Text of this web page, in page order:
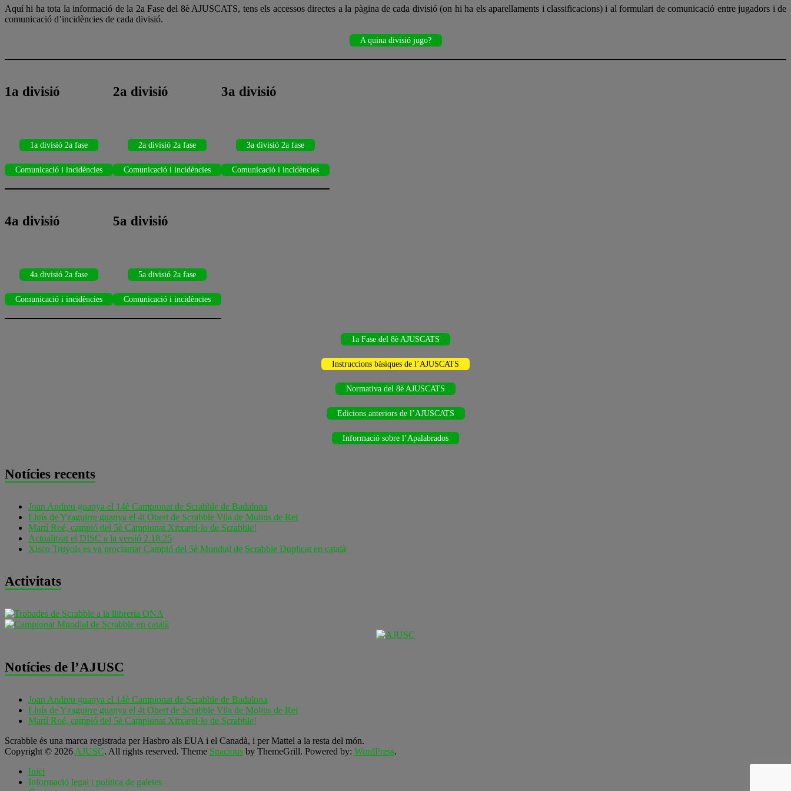
Aquí hi ha tota la informació de la 2a Fase del 8è AJUSCATS, tens els accessos directes a la pàgina de cada divisió (on hi ha els aparellaments i classificacions) i al formulari de comunicació entre jugadors i de
comunicació d’incidències de cada divisió.
A quina divisió jugo?
1a divisió
1a divisió 2a fase
Comunicació i incidències
2a divisió
2a divisió 2a fase
Comunicació i incidències
3a divisió
3a divisió 2a fase
Comunicació i incidències
4a divisió
4a divisió 2a fase
Comunicació i incidències
5a divisió
5a divisió 2a fase
Comunicació i incidències
1a Fase del 8è AJUSCATS
Instruccions bàsiques de l’AJUSCATS
Normativa del 8è AJUSCATS
Edicions anteriors de l’AJUSCATS
Informació sobre l’Apalabrados
Notícies recents
Joan Andreu guanya el 14è Campionat de Scrabble de Badalona
Lluís de Yzaguirre guanya el 4t Obert de Scrabble Vila de Molins de Rei
Martí Roé, campió del 5è Campionat Xitxarel·lo de Scrabble!
Actualitzat el DISC a la versió 2.18.25
Xisco Truyols es va proclamar Campió del 5è Mundial de Scrabble Duplicat en català
Activitats
Notícies de l’AJUSC
Joan Andreu guanya el 14è Campionat de Scrabble de Badalona
Lluís de Yzaguirre guanya el 4t Obert de Scrabble Vila de Molins de Rei
Martí Roé, campió del 5è Campionat Xitxarel·lo de Scrabble!
Scrabble és una marca registrada per Hasbro als EUA i el Canadà, i per Mattel a la resta del món.
Copyright © 2026 AJUSC. All rights reserved. Theme Spacious by ThemeGrill. Powered by: WordPress.
Inici
Informació legal i política de galetes